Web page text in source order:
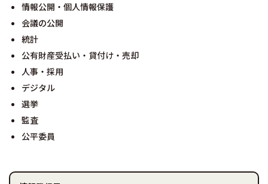
情報公開・個人情報保護
会議の公開
統計
公有財産受払い・貸付け・売却
人事・採用
デジタル
選挙
監査
公平委員